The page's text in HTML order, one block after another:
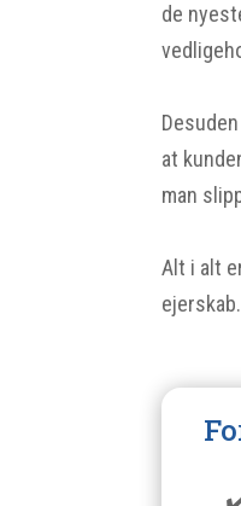
de
at
man
Alt i alt
ejerskab.